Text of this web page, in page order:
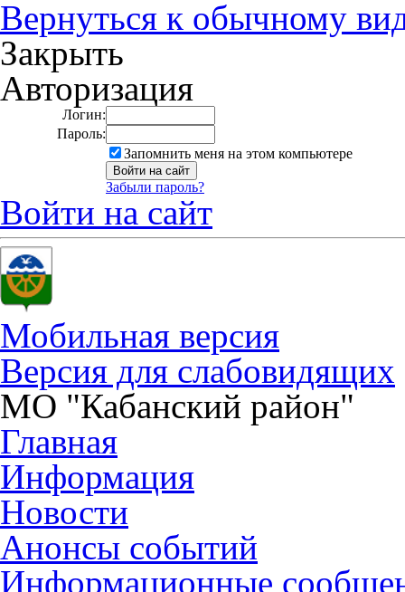
Вернуться к обычному
Закрыть
Авторизация
Логин:
Пароль:
Запомнить меня на этом компьютере
Забыли пароль?
Войти на сайт
Мобильная версия
Версия для слабовидящих
МО "Кабанский район"
Главная
Информация
Новости
Анонсы событий
Информационные